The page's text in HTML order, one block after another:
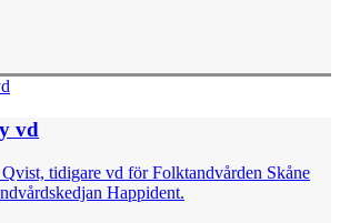
vd
tidigare vd för Folktandvården Skåne
Happident.